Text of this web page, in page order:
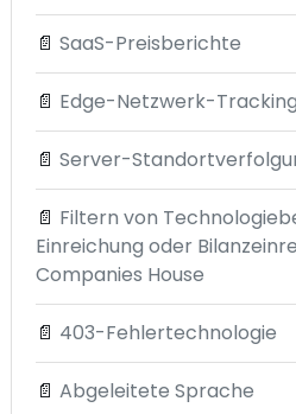
📄 SaaS-Preisberichte
📄 Edge-Netzwerk-Tracking
📄 Server-
📄 Filtern von
Einreichung oder
Companies House
📄 403-Fehlertechnologie
📄 Abgeleitete Sprache